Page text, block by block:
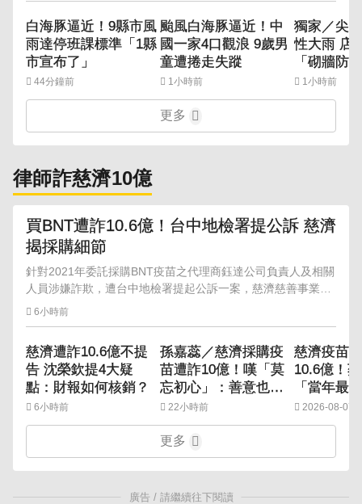
白海豚逼近！9縣市風
雨達停班課標準「1縣
市宣布了」
44分鐘前
颱風白海豚逼近！中
國一家4口觀浪 9歲男
童遭捲走失蹤
1小時前
獨家／尖
性大雨 店
「砌牆防
1小時前
更多
律師詐慈濟10億
買BNT遭詐10.6億！台中地檢署提公訴 慈濟
揭採購細節
針對2021年委託採購BNT疫苗之代理商鈺達公司負責人及相關
人員涉嫌詐欺，遭台中地檢署提起公訴一案，慈濟慈善事業基
金會今發出說明，對此消息深感震驚。
6小時前
慈濟遭詐10.6億不提
告 沈榮欽提4大疑
點：財報如何核銷？
6小時前
孫嘉蕊／慈濟採購疫
苗遭詐10億！嘆「莫
忘初心」：善意也需
監督
22小時前
慈濟疫苗
10.6億！
「當年最
2026-08-07
更多
廣告 / 請繼續往下閱讀